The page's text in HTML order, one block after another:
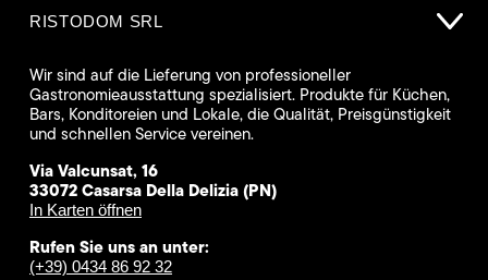
RISTODOM SRL
Wir sind auf die Lieferung von professioneller
Gastronomieausstattung spezialisiert. Produkte für Küchen,
Bars, Konditoreien und Lokale, die Qualität, Preisgünstigkeit
und schnellen Service vereinen.
Via Valcunsat, 16
33072 Casarsa Della Delizia (PN)
In Karten öffnen
Rufen Sie uns an unter:
(+39) 0434 86 92 32